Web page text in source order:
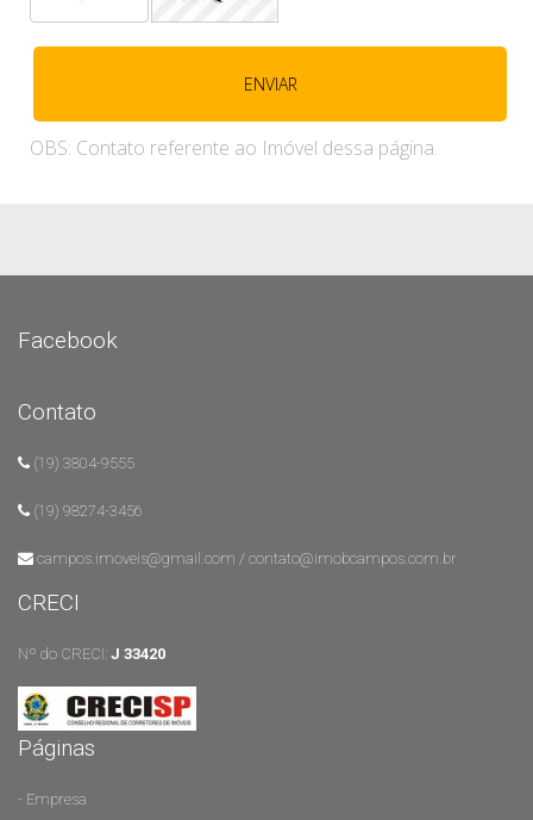
OBS: Contato referente ao Imóvel dessa página.
Facebook
Contato
(19) 3804-9555
(19) 98274-3456
campos.imoveis@gmail.com / contato@imobcampos.com.br
CRECI
Nº do CRECI: J 33420
Páginas
- Empresa